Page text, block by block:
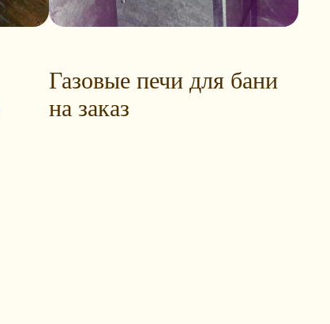
Газовые печи для бани
на заказ